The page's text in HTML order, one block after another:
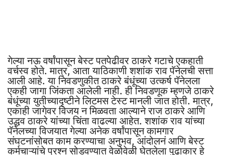
गेल्या नऊ वर्षांपासून बेस्ट पतपेढीवर ठाकरे गटाचे एकहाती
वर्चस्व होते. मात्र, आता याठिकाणी शशांक राव पॅनेलची सत्ता
आली आहे. या निवडणुकीत ठाकरे बंधूंच्या उत्कर्ष पॅनेलला
एकही जागा जिंकता आलेली नाही. ही निवडणूक म्हणजे ठाकरे
बंधूंच्या युतीच्यादृष्टीने लिटमस टेस्ट मानली जात होती. मात्र,
एकाही जागेवर विजय न मिळवता आल्याने राज ठाकरे आणि
उद्धव ठाकरे यांच्या चिंता वाढल्या आहेत. शशांक राव यांच्या
पॅनेलच्या विजयात गेल्या अनेक वर्षांपासून कामगार
संघटनांसोबत काम करण्याचा अनुभव, आंदोलनं आणि बेस्ट
कर्मचाऱ्यांचे प्रश्न सोडवण्यात वेळोवेळी घेतलेला पुढाकार हे